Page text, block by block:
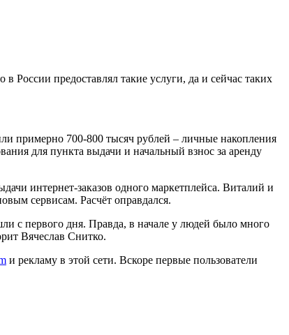
предоставлял такие услуги, да и сейчас таких
примерно 700-800 тысяч рублей – личные накопления
для пункта выдачи и начальный взнос за аренду
интернет-заказов одного маркетплейса. Виталий и
сервисам. Расчёт оправдался.
с первого дня. Правда, в начале у людей было много
Вячеслав Снитко.
и рекламу в этой сети. Вскоре первые пользователи